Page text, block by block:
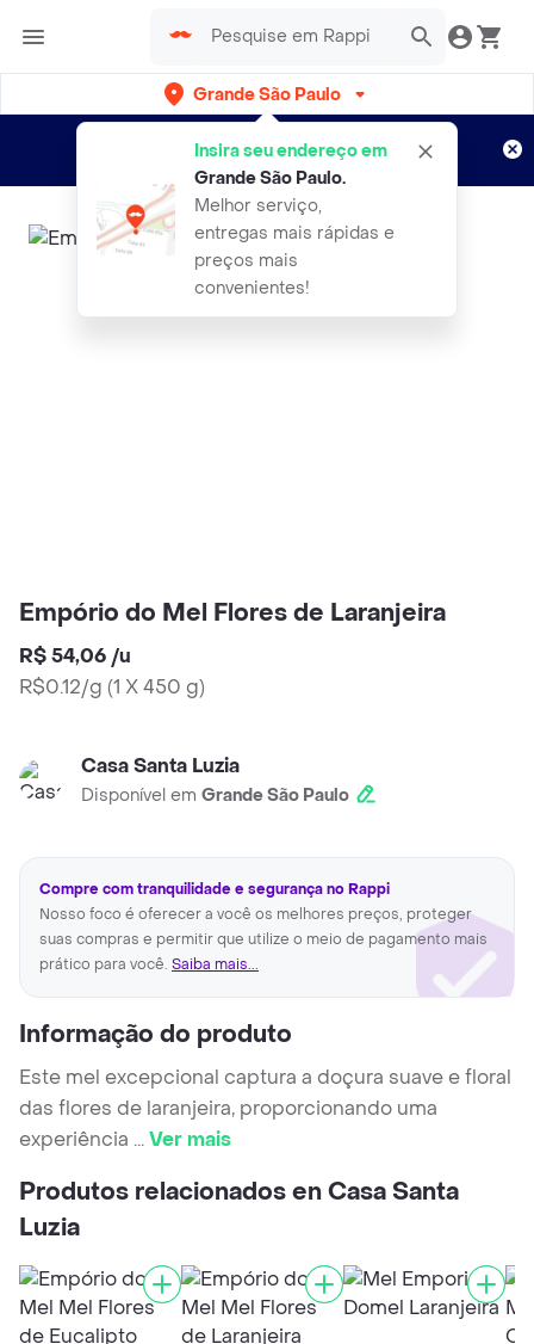
Grande São Paulo
Insira seu endereço em
Grande São Paulo.
Melhor serviço,
entregas mais rápidas e
preços mais
convenientes!
Entregas grátis por 15 dias!
Aplicam T&C
Empório do Mel Flores de Laranjeira
R$ 54,06 /u
R$0.12/g (1 X 450 g)
Casa Santa Luzia
Disponível em Grande São Paulo
Compre com tranquilidade e segurança no Rappi
Nosso foco é oferecer a você os melhores preços, proteger
suas compras e permitir que utilize o meio de pagamento mais
prático para você. Saiba mais...
Informação do produto
Este mel excepcional captura a doçura suave e floral
das flores de laranjeira, proporcionando uma
experiência ...Ver mais
Produtos relacionados en Casa Santa
Luzia